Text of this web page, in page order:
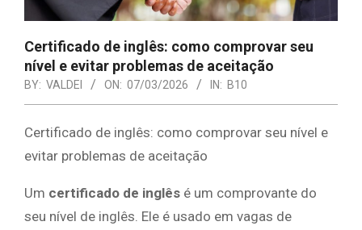
Certificado de inglês: como comprovar seu
nível e evitar problemas de aceitação
BY: VALDEI ON: 07/03/2026 IN: B10
Certificado de inglês: como comprovar seu nível e
evitar problemas de aceitação
Um certificado de inglês é um comprovante do
seu nível de inglês. Ele é usado em vagas de